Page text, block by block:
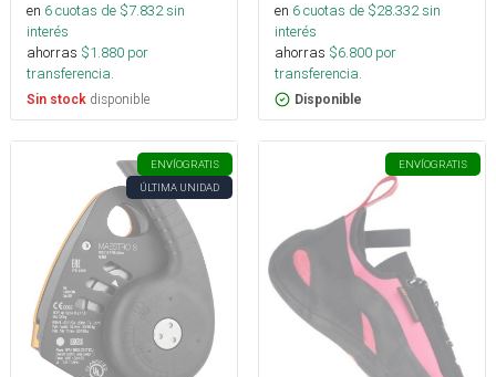
en 6cuotas de $7.832sin
interés
ahorras $1.880 por
transferencia.
Sin stock disponible
en 6cuotas de $28.332sin
interés
ahorras $6.800 por
transferencia.
Disponible
ENVÍOGRATIS
ÚLTIMA UNIDAD
ENVÍOGRATIS